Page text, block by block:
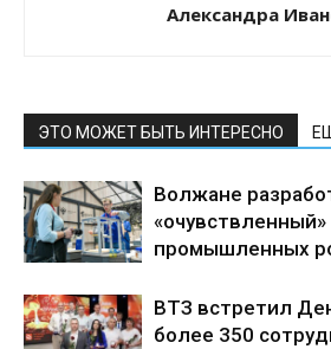
Александра
ЭТО МОЖЕТ БЫТЬ ИНТЕРЕСНО
Волжане
промышленных
ВТЗ встретил
более 350